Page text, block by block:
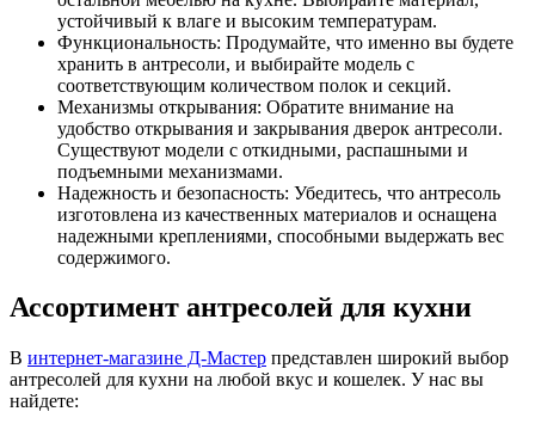
устойчивый к влаге и высоким температурам.
Функциональность: Продумайте, что именно вы будете
хранить в антресоли, и выбирайте модель с
соответствующим количеством полок и секций.
Механизмы открывания: Обратите внимание на
удобство открывания и закрывания дверок антресоли.
Существуют модели с откидными, распашными и
подъемными механизмами.
Надежность и безопасность: Убедитесь, что антресоль
изготовлена из качественных материалов и оснащена
надежными креплениями, способными выдержать вес
содержимого.
Ассортимент антресолей для кухни
В интернет-магазине Д-Мастер представлен широкий выбор
антресолей для кухни на любой вкус и кошелек. У нас вы
найдете: